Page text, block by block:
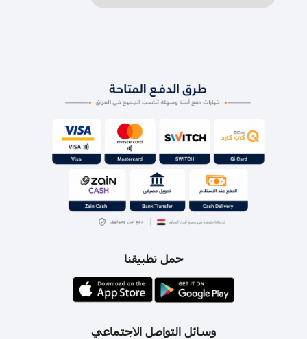
حمل تطبيقنا
وسائل التواصل الاجتماعي